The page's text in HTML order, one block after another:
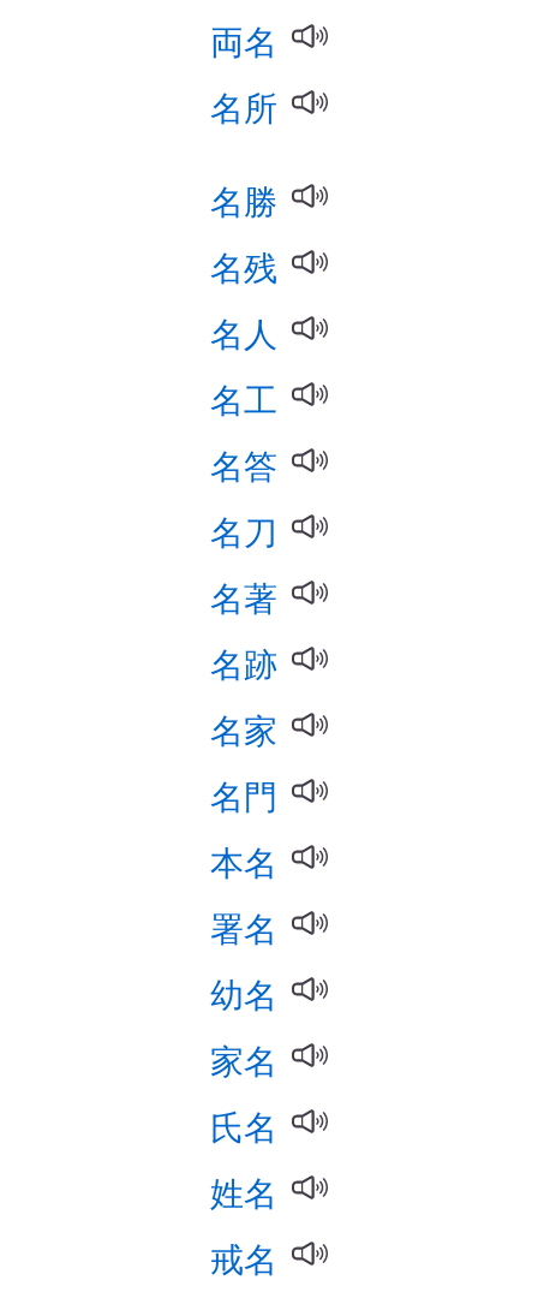
両名
名所
名勝
名残
名人
名工
名答
名刀
名著
名跡
名家
名門
本名
署名
幼名
家名
氏名
姓名
戒名